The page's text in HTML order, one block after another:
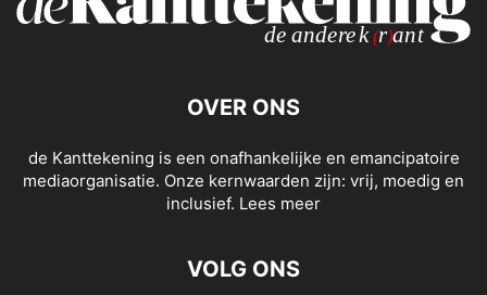
OVER ONS
de Kanttekening is een onafhankelijke en emancipatoire
mediaorganisatie. Onze kernwaarden zijn: vrij, moedig en
inclusief. Lees meer
VOLG ONS